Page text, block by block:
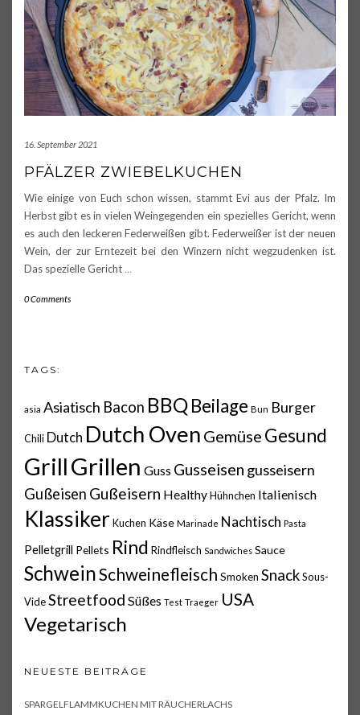
16. September 2021
PFÄLZER ZWIEBELKUCHEN
Wie einige von Euch schon wissen, stammt Evi aus der Pfalz. Im
Herbst gibt es in vielen Weingegenden ein spezielles Gericht, wenn
es auch den leckeren Federweißen gibt. Federweißer ist der neuen
Wein, der zur Erntezeit bei den Winzern nicht wegzudenken ist.
Das spezielle Gericht…
0 Comments
TAGS:
asia Asiatisch Bacon BBQBeilage Bun Burger
Chili Dutch Dutch Oven Gemüse Gesund
GrillGrillen Guss Gusseisen gusseisern
Gußeisen Gußeisern HealthyHühnchen Italienisch
Klassiker Kuchen Käse Marinade Nachtisch Pasta
Pelletgrill Pellets Rind Rindfleisch Sandwiches Sauce
SchweinSchweinefleisch Smoken SnackSous-
VideStreetfood Süßes Test Traeger USA
Vegetarisch
NEUESTE BEITRÄGE
SPARGELFLAMMKUCHEN MIT RÄUCHERLACHS